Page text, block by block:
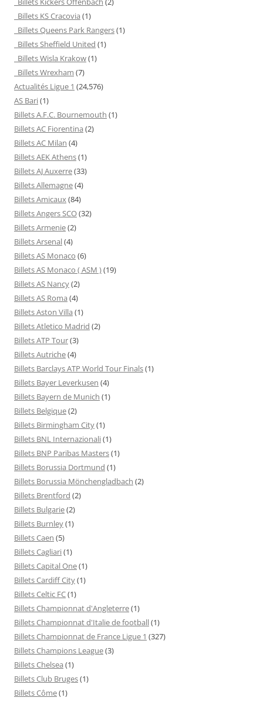
Billets KS Cracovia (1)
Billets Queens Park Rangers(1)
Billets Sheffield United (1)
Billets Wisla Krakow(1)
Billets Wrexham (7)
Actualités Ligue 1 (24,576)
AS Bari(1)
Billets A.F.C. Bournemouth (1)
Billets AC Fiorentina (2)
Billets AC Milan (4)
Billets AEK Athens(1)
Billets AJ Auxerre(33)
Billets Allemagne(4)
Billets Amicaux(84)
Billets Angers SCO(32)
Billets Armenie(2)
Billets Arsenal(4)
Billets AS Monaco (6)
Billets AS Monaco ( ASM )(19)
Billets AS Nancy(2)
Billets AS Roma (4)
Billets Aston Villa (1)
Billets Atletico Madrid (2)
Billets ATP Tour(3)
Billets Autriche(4)
Billets Barclays ATP World Tour Finals(1)
Billets Bayer Leverkusen (4)
Billets Bayern de Munich (1)
Billets Belgique(2)
Billets Birmingham City(1)
Billets BNL Internazionali(1)
Billets BNP Paribas Masters(1)
Billets Borussia Dortmund (1)
Billets Borussia Mönchengladbach (2)
Billets Brentford (2)
Billets Bulgarie(2)
Billets Burnley(1)
Billets Caen (5)
Billets Cagliari(1)
Billets Capital One(1)
Billets Cardiff City(1)
Billets Celtic FC(1)
Billets Championnat d'Angleterre(1)
Billets Championnat d'Italie de football(1)
Billets Championnat de France Ligue 1 (327)
Billets Champions League(3)
Billets Chelsea (1)
Billets Club Bruges(1)
Billets Côme(1)